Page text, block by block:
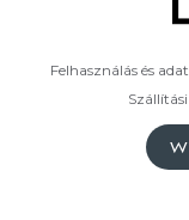
Felhasználás és